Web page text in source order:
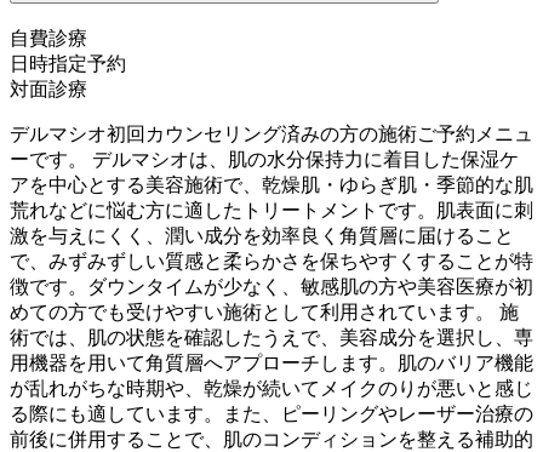
自費診療
日時指定予約
対面診療
デルマシオ初回カウンセリング済みの方の施術ご予約メニュ
ーです。 デルマシオは、肌の水分保持力に着目した保湿ケ
アを中心とする美容施術で、乾燥肌・ゆらぎ肌・季節的な肌
荒れなどに悩む方に適したトリートメントです。肌表面に刺
激を与えにくく、潤い成分を効率良く角質層に届けること
で、みずみずしい質感と柔らかさを保ちやすくすることが特
徴です。ダウンタイムが少なく、敏感肌の方や美容医療が初
めての方でも受けやすい施術として利用されています。 施
術では、肌の状態を確認したうえで、美容成分を選択し、専
用機器を用いて角質層へアプローチします。肌のバリア機能
が乱れがちな時期や、乾燥が続いてメイクのりが悪いと感じ
る際にも適しています。また、ピーリングやレーザー治療の
前後に併用することで、肌のコンディションを整える補助的